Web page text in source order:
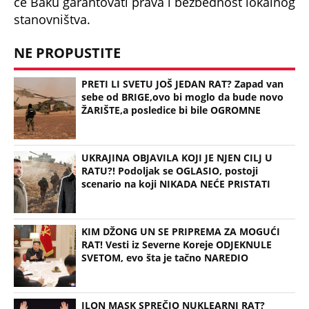
KIM DŽONG UN SE PRIPREMA ZA MOGUĆI
SVETOM, evo šta je tačno NAREDIO
ILON MASK SPREČIO NUKLEARNI RAT?
Jednim POTEZOM SAOBOTIRAO Kijev, kako
Bonus video: